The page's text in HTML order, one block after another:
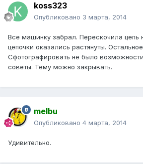
koss323
Опубликовано 3 марта, 2014
Все машинку забрал. Перескочила цепь
цепочки оказались растянуты.
Сфотографировать не было
советы. Тему можно закрывать.
melbu
Опубликовано 4 марта, 2014
Удивительно.